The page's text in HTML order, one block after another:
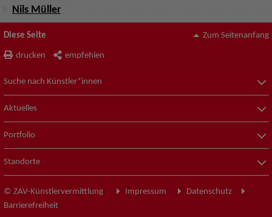
Nils Müller
Diese Seite
drucken empfehlen
Zum Seitenanfang
Suche nach Künstler*innen
Aktuelles
Portfolio
Standorte
© ZAV-Künstlervermittlung Impressum
Datenschutz
Barrierefreiheit